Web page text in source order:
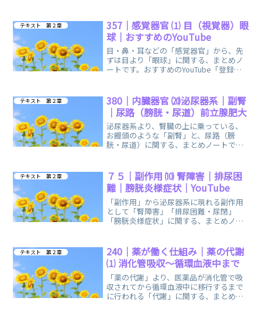
テキスト 第２章
357｜感覚器官 ⑴ 目（視覚器）眼
球｜おすすめのYouTube
目・鼻・耳などの「感覚器官」から、先
ずは目より「眼球」に関する、まとめノ
ートです。おすすめのYouTube「登録販
テキスト 第２章
380｜内臓器官 ⒇泌尿器系｜副腎
｜尿路（膀胱・尿道）前立腺肥大
泌尿器系より、腎臓の上に乗っている、
お饅頭のような「副腎」と、尿路（膀
胱・尿道）に関する、まとめノートで
テキスト 第２章
７５｜副作用 ⑽ 腎障害｜排尿困
難｜膀胱炎様症状｜YouTube
「副作用」から泌尿器系に現れる副作用
として「腎障害」「排尿困難・尿閉」
「膀胱炎様症状」に関する、まとめノー
す。
テキスト 第２章
240｜薬が働く仕組み｜薬の代謝
⑴ 消化管吸収～循環血液中まで
「薬の代謝」より、医薬品が消化管で吸
収されてから循環血液中に移行するまで
に行われる「代謝」に関する、まとめノ